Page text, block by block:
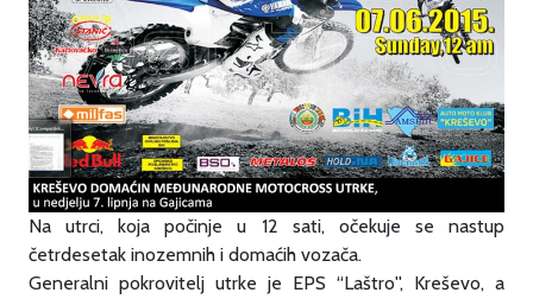
Na utrci, koja počinje u 12 sati, očekuje se nastup
četrdesetak inozemnih i domaćih vozača.
Generalni pokrovitelj utrke je EPS “Laštro'', Kreševo, a